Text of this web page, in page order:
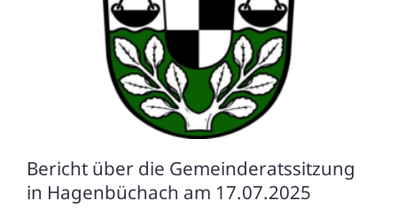
Bericht über die Gemeinderatssitzung
in Hagenbüchach am 17.07.2025